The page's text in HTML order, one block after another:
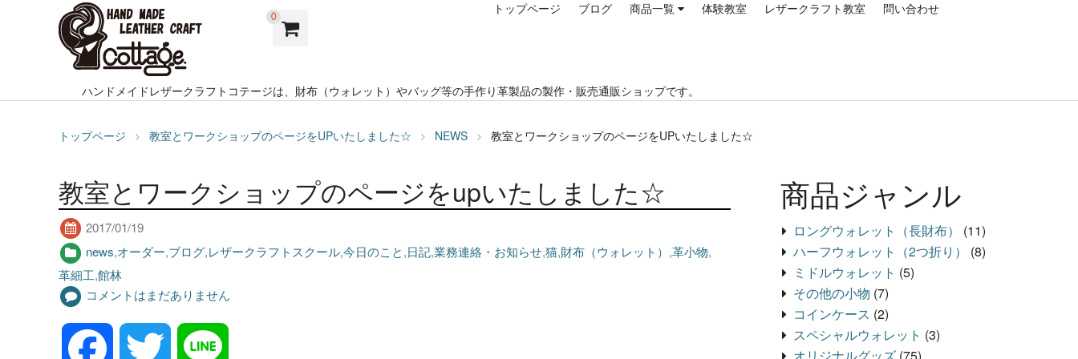
0
トップページ ブログ 商品一覧 体験教室 レザークラフト教室 問い合わせ
ハンドメイドレザークラフトコテージは、財布（ウォレット）やバッグ等の手作り革製品の製作・販売通販ショップです。
トップページ 教室とワークショップのページをUPいたしました☆ NEWS 教室とワークショップのページをUPいたしました☆
教室とワークショップのページをupいたしました☆
2017/01/19
news,オーダー,ブログ,レザークラフトスクール,今日のこと,日記,業務連絡・お知らせ,猫,財布（ウォレット） ,革小物,
革細工,館林
コメントはまだありません
商品ジャンル
ロングウォレット（長財布）
(11)
ハーフウォレット（2つ折り）
(8)
ミドルウォレット (5)
その他の小物 (7)
コインケース (2)
スペシャルウォレット (3)